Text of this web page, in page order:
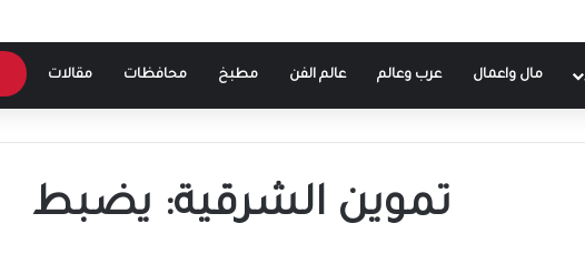
مال واعمال عرب وعالم عالم الفن مطبخ محافظات مقالات
تموين الشرقية: يضبط